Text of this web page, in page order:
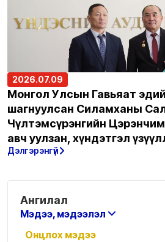
2026.07.09
Монгол Улсын Гавьяат
шагнуулсан Силамханы
Чүлтэмсүрэнгийн
авч уулзан, хүндэтгэл
Дэлгэрэнгүй
Ангилал
Мэдээ, мэдээлэл
Онцлох мэдээ